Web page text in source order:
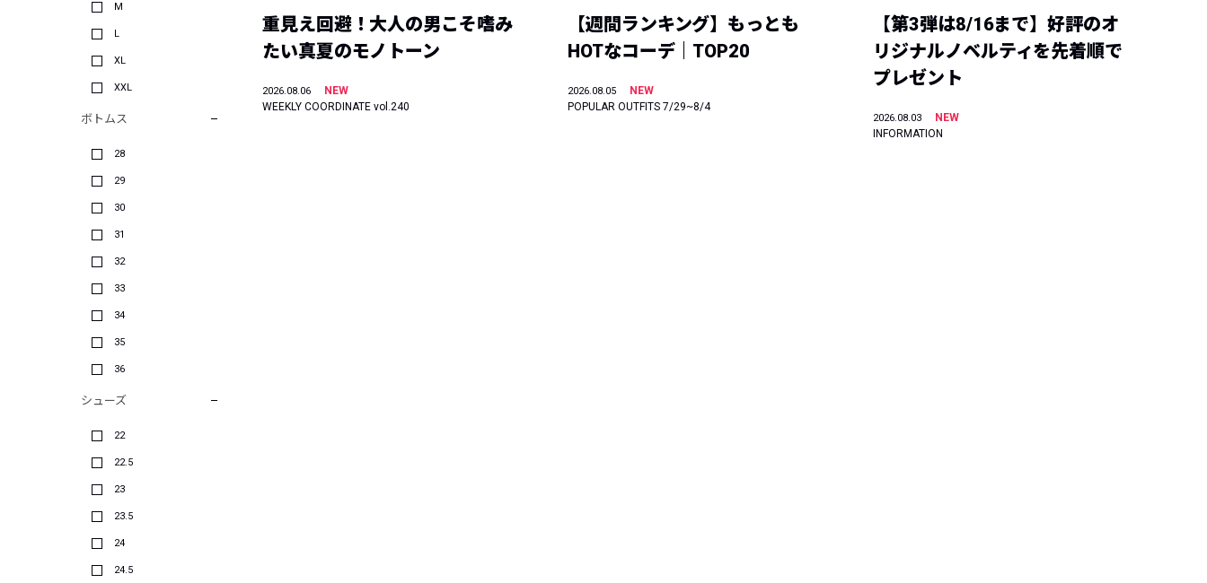
M
L
XL
XXL
ボトムス
28
29
30
31
32
33
34
35
36
シューズ
22
22.5
23
23.5
24
24.5
重見え回避！大人の男こそ嗜み
たい真夏のモノトーン
2026.08.06
NEW
WEEKLY COORDINATE vol.240
【週間ランキング】もっとも
HOTなコーデ｜TOP20
2026.08.05
NEW
POPULAR OUTFITS 7/29~8/4
【第3弾は8/16まで】好評のオ
リジナルノベルティを先着順で
プレゼント
2026.08.03
NEW
INFORMATION